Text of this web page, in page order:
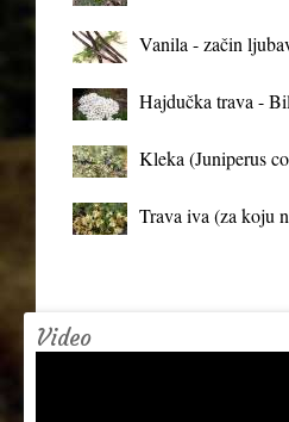
Vanila - začin
Hajdučka trava -
Kleka (Juniperus
Trava iva (za koju
Video